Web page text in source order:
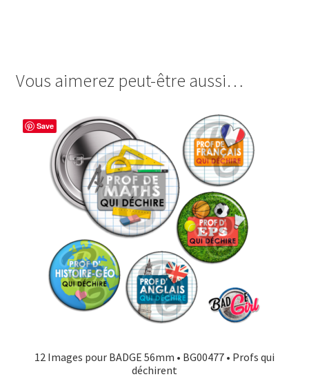
Vous aimerez peut-être aussi…
Save
12 Images pour BADGE 56mm • BG00477 • Profs qui
déchirent